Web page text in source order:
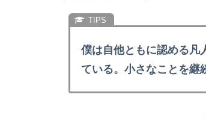
僕は自他ともに認める凡
ている。小さなことを継